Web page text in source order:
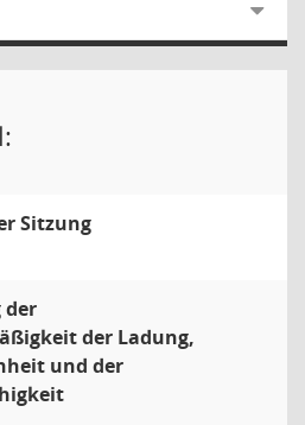
Sitzung
der
der Ladung,
und der